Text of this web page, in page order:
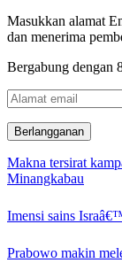
Masukkan alamat
dan menerima
Bergabung dengan
Alamat
email
Makna tersirat
Minangkabau
Imensi sains
Prabowo makin